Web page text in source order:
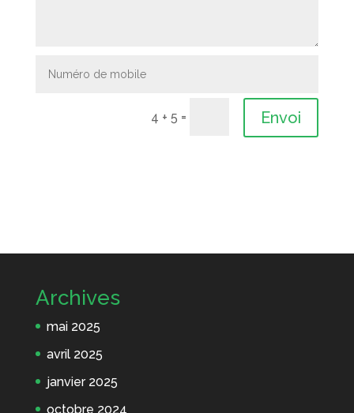
4 + 5 = Envoi
Archives
mai 2025
avril 2025
janvier 2025
octobre 2024